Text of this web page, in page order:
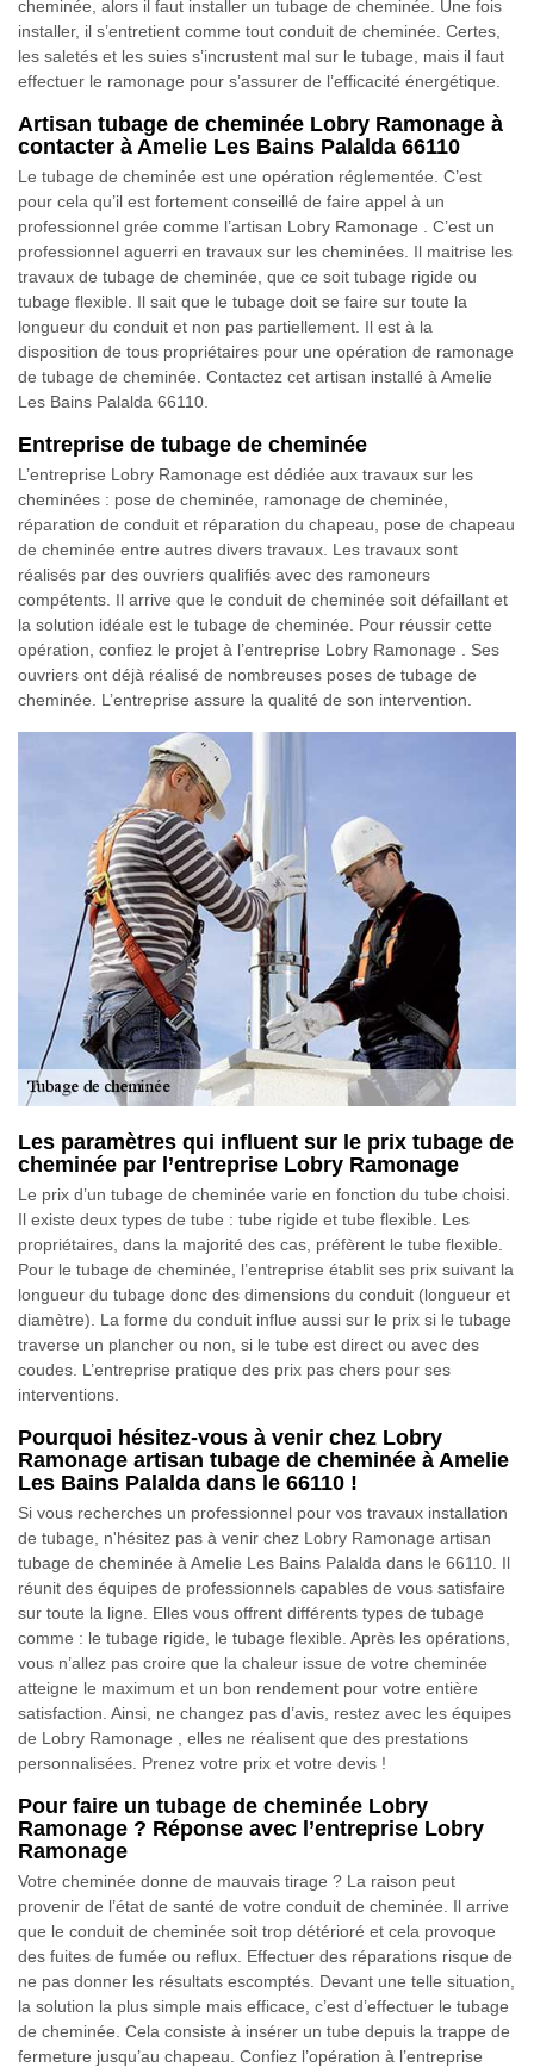
cheminée, alors il faut installer un tubage de cheminée. Une fois
installer, il s’entretient comme tout conduit de cheminée. Certes,
les saletés et les suies s’incrustent mal sur le tubage, mais il faut
effectuer le ramonage pour s’assurer de l’efficacité énergétique.
Artisan tubage de cheminée Lobry Ramonage à
contacter à Amelie Les Bains Palalda 66110
Le tubage de cheminée est une opération réglementée. C’est
pour cela qu’il est fortement conseillé de faire appel à un
professionnel grée comme l’artisan Lobry Ramonage . C’est un
professionnel aguerri en travaux sur les cheminées. Il maitrise les
travaux de tubage de cheminée, que ce soit tubage rigide ou
tubage flexible. Il sait que le tubage doit se faire sur toute la
longueur du conduit et non pas partiellement. Il est à la
disposition de tous propriétaires pour une opération de ramonage
de tubage de cheminée. Contactez cet artisan installé à Amelie
Les Bains Palalda 66110.
Entreprise de tubage de cheminée
L’entreprise Lobry Ramonage est dédiée aux travaux sur les
cheminées : pose de cheminée, ramonage de cheminée,
réparation de conduit et réparation du chapeau, pose de chapeau
de cheminée entre autres divers travaux. Les travaux sont
réalisés par des ouvriers qualifiés avec des ramoneurs
compétents. Il arrive que le conduit de cheminée soit défaillant et
la solution idéale est le tubage de cheminée. Pour réussir cette
opération, confiez le projet à l’entreprise Lobry Ramonage . Ses
ouvriers ont déjà réalisé de nombreuses poses de tubage de
cheminée. L’entreprise assure la qualité de son intervention.
Les paramètres qui influent sur le prix tubage de
cheminée par l’entreprise Lobry Ramonage
Le prix d’un tubage de cheminée varie en fonction du tube choisi.
Il existe deux types de tube : tube rigide et tube flexible. Les
propriétaires, dans la majorité des cas, préfèrent le tube flexible.
Pour le tubage de cheminée, l’entreprise établit ses prix suivant la
longueur du tubage donc des dimensions du conduit (longueur et
diamètre). La forme du conduit influe aussi sur le prix si le tubage
traverse un plancher ou non, si le tube est direct ou avec des
coudes. L’entreprise pratique des prix pas chers pour ses
interventions.
Pourquoi hésitez-vous à venir chez Lobry
Ramonage artisan tubage de cheminée à Amelie
Les Bains Palalda dans le 66110 !
Si vous recherches un professionnel pour vos travaux installation
de tubage, n'hésitez pas à venir chez Lobry Ramonage artisan
tubage de cheminée à Amelie Les Bains Palalda dans le 66110. Il
réunit des équipes de professionnels capables de vous satisfaire
sur toute la ligne. Elles vous offrent différents types de tubage
comme : le tubage rigide, le tubage flexible. Après les opérations,
vous n’allez pas croire que la chaleur issue de votre cheminée
atteigne le maximum et un bon rendement pour votre entière
satisfaction. Ainsi, ne changez pas d’avis, restez avec les équipes
de Lobry Ramonage , elles ne réalisent que des prestations
personnalisées. Prenez votre prix et votre devis !
Pour faire un tubage de cheminée Lobry
Ramonage ? Réponse avec l’entreprise Lobry
Ramonage
Votre cheminée donne de mauvais tirage ? La raison peut
provenir de l’état de santé de votre conduit de cheminée. Il arrive
que le conduit de cheminée soit trop détérioré et cela provoque
des fuites de fumée ou reflux. Effectuer des réparations risque de
ne pas donner les résultats escomptés. Devant une telle situation,
la solution la plus simple mais efficace, c’est d’effectuer le tubage
de cheminée. Cela consiste à insérer un tube depuis la trappe de
fermeture jusqu’au chapeau. Confiez l’opération à l’entreprise